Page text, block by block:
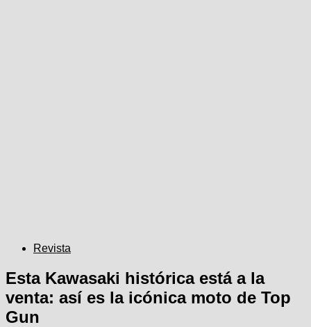
Revista
Esta Kawasaki histórica está a la
venta: así es la icónica moto de Top
Gun